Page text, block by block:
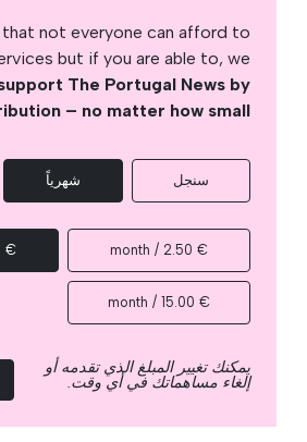
not everyone can afford to
but if you are able to, we
The Portugal News by
– no matter how small
سنجل شهرياً
€ 2.50 / month
€ 5.00 / month
€ 15.00 / month
يمكنك تغيير المبلغ الذي تقدمه أو
إلغاء مساهماتك في أي وقت.